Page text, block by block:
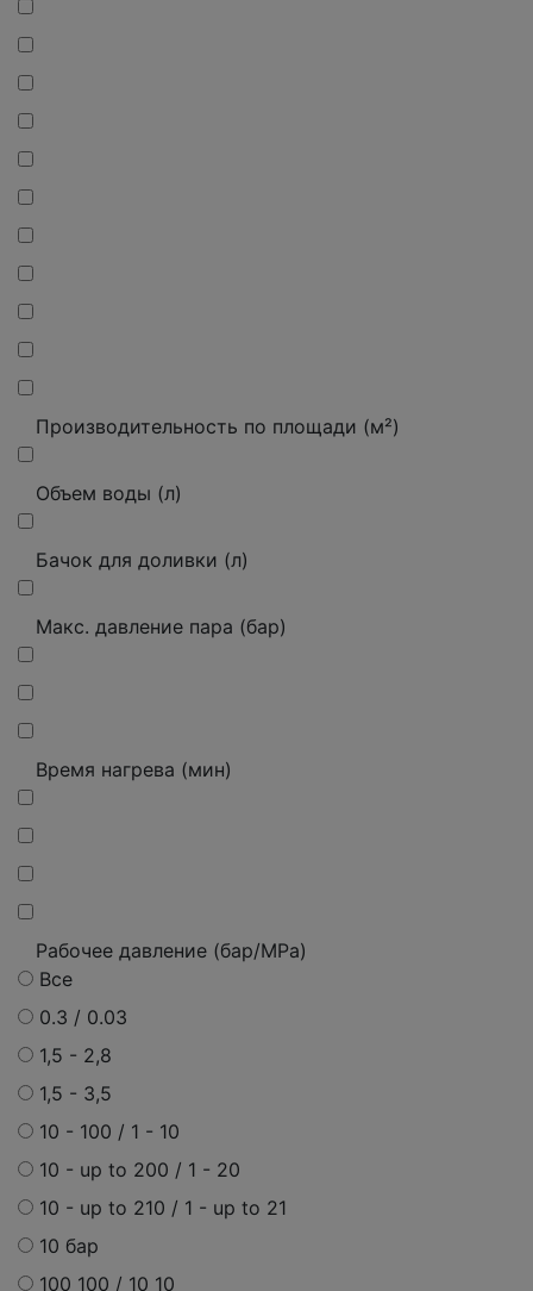
Производительность по площади (м²)
Объем воды (л)
Бачок для доливки (л)
Макс. давление пара (бар)
Время нагрева (мин)
Рабочее давление (бар/MPa)
Все
0.3 / 0.03
1,5 - 2,8
1,5 - 3,5
10 - 100 / 1 - 10
10 - up to 200 / 1 - 20
10 - up to 210 / 1 - up to 21
10 бар
100 100 / 10 10